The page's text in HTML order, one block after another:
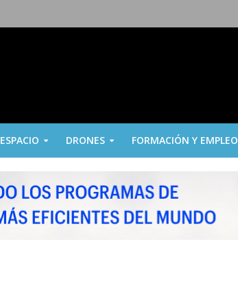
ESPACIO DRONES FORMACIÓN Y EMPLEO